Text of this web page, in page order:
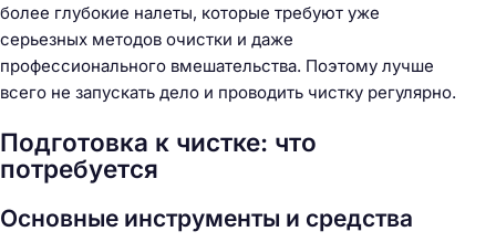
более глубокие налеты, которые требуют уже
серьезных методов очистки и даже
профессионального вмешательства. Поэтому лучше
всего не запускать дело и проводить чистку регулярно.
Подготовка к чистке: что
потребуется
Основные инструменты и средства